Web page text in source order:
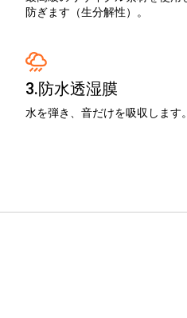
防ぎます（生分解性）。
3.防水透湿膜
水を弾き、音だけを吸収します。